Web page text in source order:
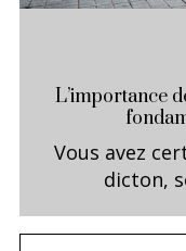
L’importance
Vous avez
dicton,